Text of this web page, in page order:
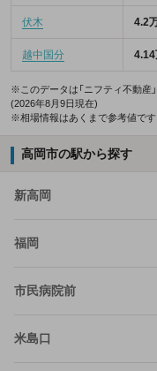
伏木 4.2
越中国分 4.14
※このデータは「ニフティ不動産
(2026年8月9日現在)
※相場情報はあくまで参考値です
高岡市の駅から探す
新高岡
福岡
市民病院前
米島口